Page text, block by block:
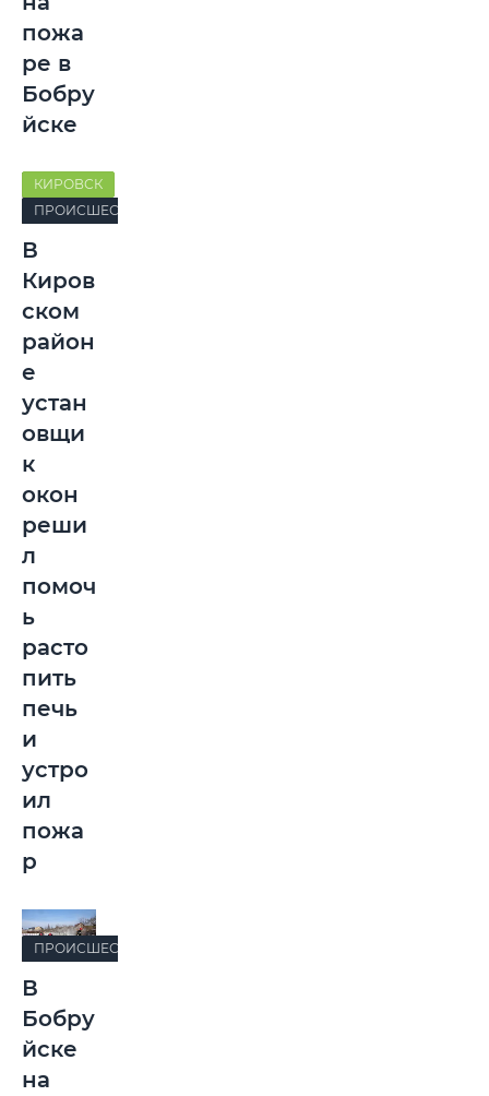
пожа
ре в
Бобру
йске
КИРОВСК
ПРОИСШЕСТВИЯ
В
Киров
ском
район
е
устан
овщи
к
окон
реши
л
помоч
ь
расто
пить
печь
и
устро
ил
пожа
р
ПРОИСШЕСТВИЯ
В
Бобру
йске
на